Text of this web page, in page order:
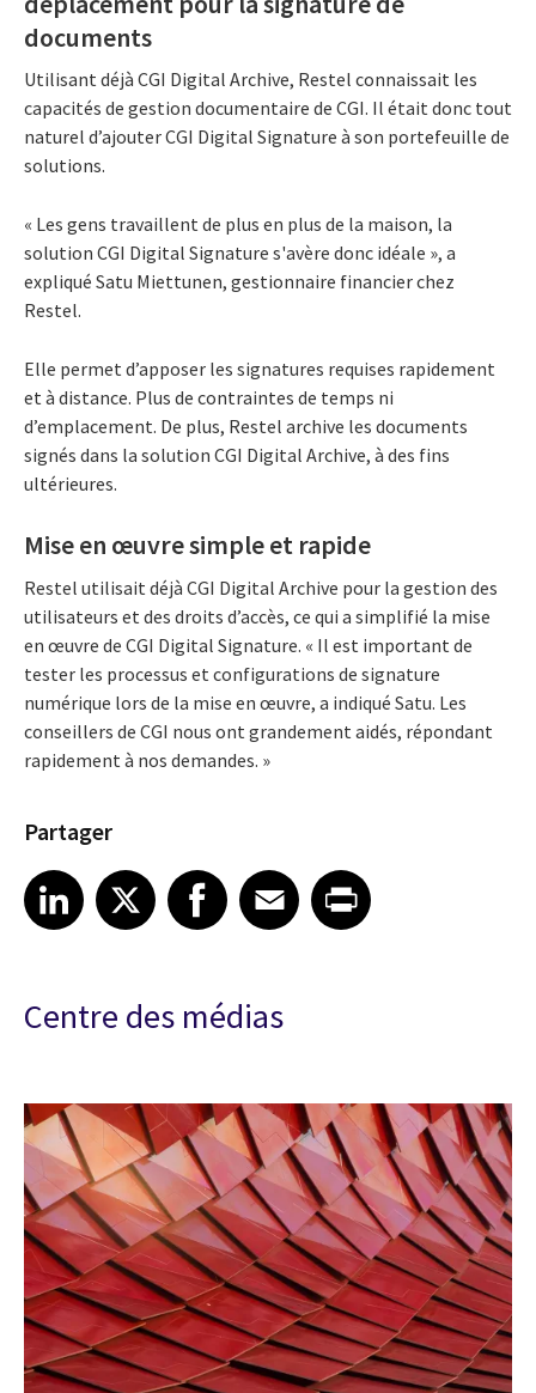
documents
Utilisant déjà CGI Digital Archive, Restel connaissait les
capacités de gestion documentaire de CGI. Il était donc tout
naturel d’ajouter CGI Digital Signature à son portefeuille de
solutions.
« Les gens travaillent de plus en plus de la maison, la
solution CGI Digital Signature s'avère donc idéale », a
expliqué Satu Miettunen, gestionnaire financier chez
Restel.
Elle permet d’apposer les signatures requises rapidement
et à distance. Plus de contraintes de temps ni
d’emplacement. De plus, Restel archive les documents
signés dans la solution CGI Digital Archive, à des fins
ultérieures.
Mise en œuvre simple et rapide
Restel utilisait déjà CGI Digital Archive pour la gestion des
utilisateurs et des droits d’accès, ce qui a simplifié la mise
en œuvre de CGI Digital Signature. « Il est important de
tester les processus et configurations de signature
numérique lors de la mise en œuvre, a indiqué Satu. Les
conseillers de CGI nous ont grandement aidés, répondant
rapidement à nos demandes. »
Partager
Share article on LinkedIn
LinkedIn
Share article on XShare article on Facebook
Facebook
Share article on Email
EmailShare article on Print
Centre des médias